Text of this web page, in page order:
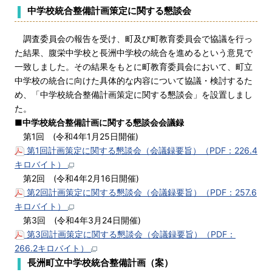
中学校統合整備計画策定に関する懇談会
調査委員会の報告を受け、町及び町教育委員会で協議を行っ
た結果、腹栄中学校と長洲中学校の統合を進めるという意見で
一致しました。その結果をもとに町教育委員会において、町立
中学校の統合に向けた具体的な内容について協議・検討するた
め、「中学校統合整備計画策定に関する懇談会」を設置しまし
た。
■中学校統合整備計画に関する懇談会会議録
第1回 (令和4年1月25日開催)
第1回計画策定に関する懇談会（会議録要旨）（PDF：226.4
キロバイト）
第2回 (令和4年2月16日開催)
第2回計画策定に関する懇談会（会議録要旨）（PDF：257.6
キロバイト）
第3回 (令和4年3月24日開催)
第3回計画策定に関する懇談会（会議録要旨）（PDF：
266.2キロバイト）
長洲町立中学校統合整備計画（案）